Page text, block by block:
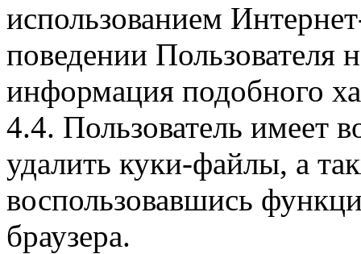
использованием
поведении Пользователя
информация подобного
4.4. Пользователь имеет
удалить куки-файлы, а
воспользовавшись
браузера.